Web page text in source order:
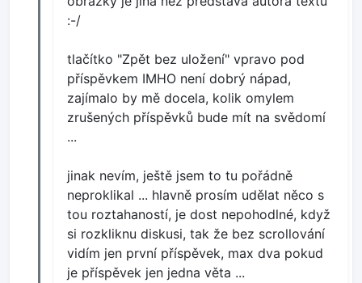
:-/
tlačítko "Zpět bez uložení" vpravo pod
příspěvkem IMHO není dobrý nápad,
zajímalo by mě docela, kolik omylem
zrušených příspěvků bude mít na svědomí
...
jinak nevím, ještě jsem to tu pořádně
neproklikal ... hlavně prosím udělat něco s
tou roztahaností, je dost nepohodlné, když
si rozkliknu diskusi, tak že bez scrollování
vidím jen první příspěvek, max dva pokud
je příspěvek jen jedna věta ...